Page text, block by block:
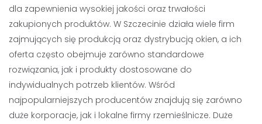
dla zapewnienia wysokiej jakości oraz trwałości
zakupionych produktów. W Szczecinie działa wiele firm
zajmujących się produkcją oraz dystrybucją okien, a ich
oferta często obejmuje zarówno standardowe
rozwiązania, jak i produkty dostosowane do
indywidualnych potrzeb klientów. Wśród
najpopularniejszych producentów znajdują się zarówno
duże korporacje, jak i lokalne firmy rzemieślnicze. Duże